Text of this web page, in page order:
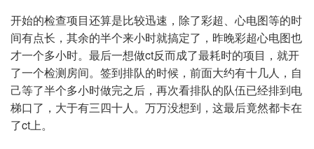
开始的检查项目还算是比较迅速，除了彩超、心电图等的时
间有点长，其余的半个来小时就搞定了，昨晚彩超心电图也
才一个多小时。最后一想做ct反而成了最耗时的项目，就开
了一个检测房间。签到排队的时候，前面大约有十几人，自
己等了半个多小时做完之后，再次看排队的队伍已经排到电
梯口了，大于有三四十人。万万没想到，这最后竟然都卡在
了ct上。